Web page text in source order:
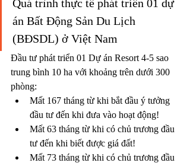
Quá trình thực tế phát triển 01 dự
án Bất Động Sản Du Lịch
(BĐSDL) ở Việt Nam
Đầu tư phát triển 01 Dự án Resort 4-5 sao
trung bình 10 ha với khoảng trên dưới 300
phòng:
Mất 167 tháng từ khi bắt đầu ý tưởng
đầu tư đến khi đưa vào hoạt động!
Mất 63 tháng từ khi có chủ trương đầu
tư đến khi biết được giá đất!
Mất 73 tháng từ khi có chủ trương đầu